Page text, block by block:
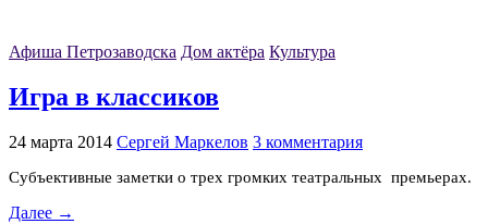
Афиша Петрозаводска Дом актёра Культура
Игра в классиков
24 марта 2014 Сергей Маркелов 3 комментария
Субъективные заметки о трех громких театральных премьерах.
Далее →